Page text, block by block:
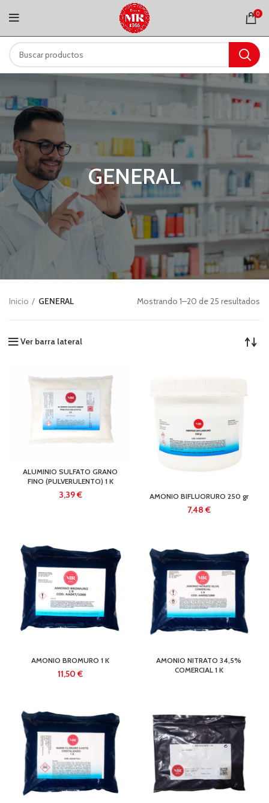
0
GENERAL
Inicio GENERAL Mostrando 1–20 de 25 resultados
Ver barra lateral
ALUMINIO SULFATO GRANO
FINO (PULVERULENTO) 1 K
€ AMONIO BIFLUORURO 250 gr
€
AMONIO BROMURO 1 K
€
AMONIO NITRATO 34,5%
COMERCIAL 1 K